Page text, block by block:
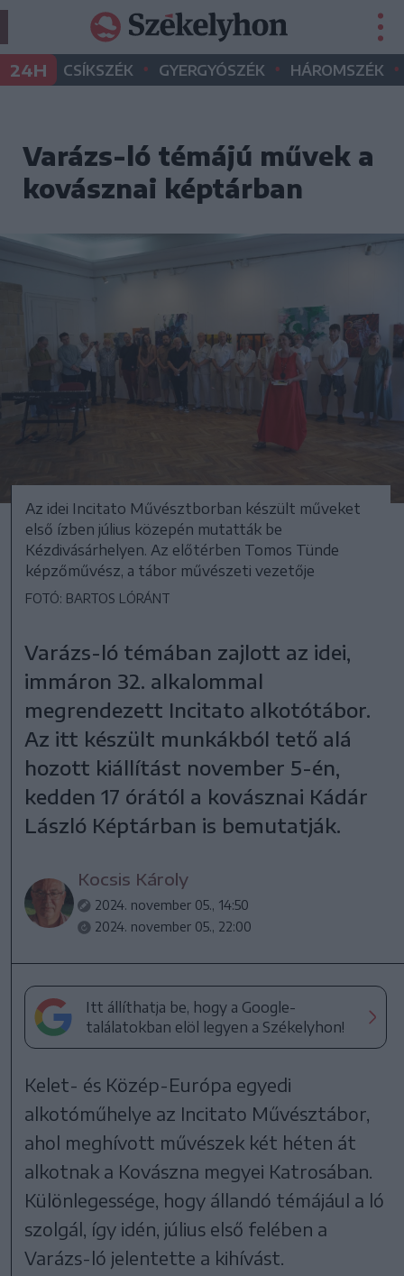
24H CSÍKSZÉK • GYERGYÓSZÉK • HÁROMSZÉK •
Varázs-ló témájú művek a
kovásznai képtárban
Az idei Incitato Művésztborban készült műveket
első ízben július közepén mutatták be
Kézdivásárhelyen. Az előtérben Tomos Tünde
képzőművész, a tábor művészeti vezetője
FOTÓ: BARTOS LÓRÁNT
Varázs-ló témában zajlott az idei,
immáron 32. alkalommal
megrendezett Incitato alkotótábor.
Az itt készült munkákból tető alá
hozott kiállítást november 5-én,
kedden 17 órától a kovásznai Kádár
László Képtárban is bemutatják.
Kocsis Károly
2024. november 05., 14:50
2024. november 05., 22:00
Itt állíthatja be, hogy a Google-
találatokban elöl legyen a Székelyhon!
Kelet- és Közép-Európa egyedi
alkotóműhelye az Incitato Művésztábor,
ahol meghívott művészek két héten át
alkotnak a Kovászna megyei Katrosában.
Különlegessége, hogy állandó témájául a ló
szolgál, így idén, július első felében a
Varázs-ló jelentette a kihívást.